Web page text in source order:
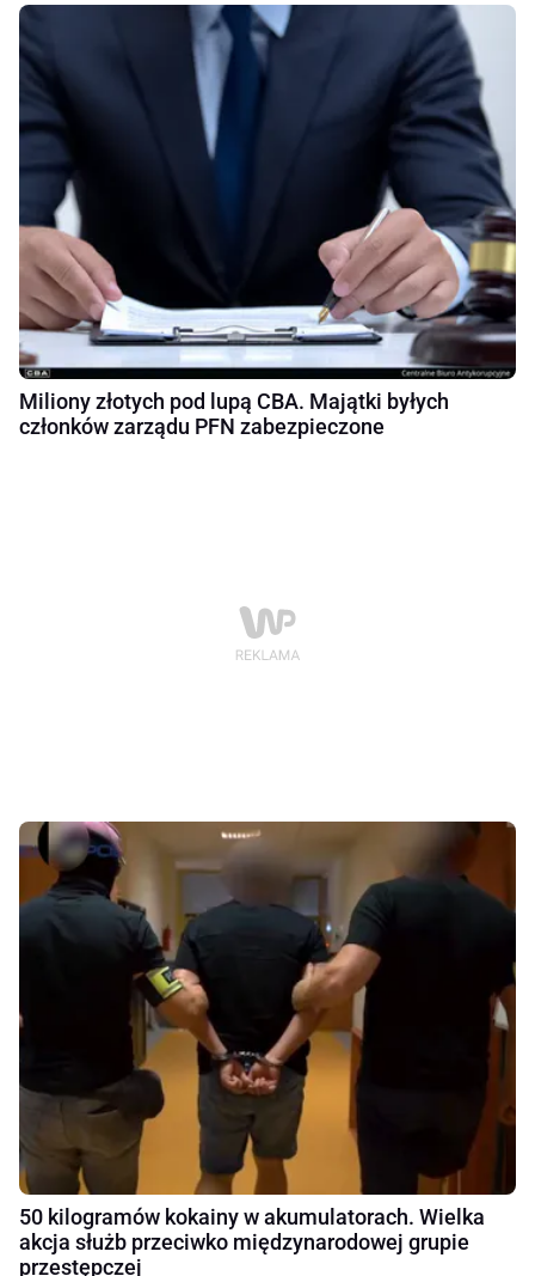
Miliony złotych pod lupą CBA. Majątki byłych
członków zarządu PFN zabezpieczone
50 kilogramów kokainy w akumulatorach. Wielka
akcja służb przeciwko międzynarodowej grupie
przestępczej